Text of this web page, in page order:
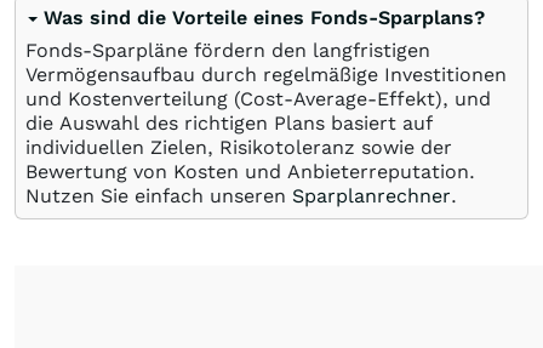
Was sind die Vorteile eines Fonds-Sparplans?
Fonds-Sparpläne fördern den langfristigen
Vermögensaufbau durch regelmäßige Investitionen
und Kostenverteilung (Cost-Average-Effekt), und
die Auswahl des richtigen Plans basiert auf
individuellen Zielen, Risikotoleranz sowie der
Bewertung von Kosten und Anbieterreputation.
Nutzen Sie einfach unseren Sparplanrechner.